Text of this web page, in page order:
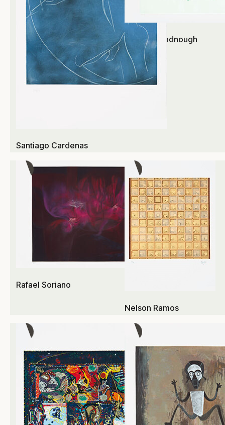
Santiago Cardenas
Robert Goodnough
Rafael Soriano
Nelson Ramos